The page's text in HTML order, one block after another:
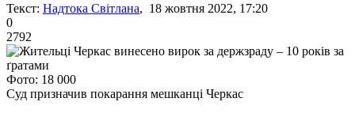
Текст: Надтока Світлана, 18 жовтня 2022, 17:20
0
2792
Фото: 18 000
Суд призначив покарання мешканці Черкас